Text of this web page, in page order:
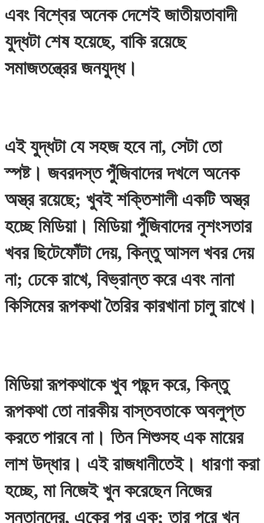
এবং বিশ্বের অনেক দেশেই জাতীয়তাবাদী
যুদ্ধটা শেষ হয়েছে, বাকি রয়েছে
সমাজতন্ত্রের জনযুদ্ধ।
এই যুদ্ধটা যে সহজ হবে না, সেটা তো
স্পষ্ট। জবরদস্ত পুঁজিবাদের দখলে অনেক
অস্ত্র রয়েছে; খুবই শক্তিশালী একটি অস্ত্র
হচ্ছে মিডিয়া। মিডিয়া পুঁজিবাদের নৃশংসতার
খবর ছিটেফোঁটা দেয়, কিন্তু আসল খবর দেয়
না; ঢেকে রাখে, বিভ্রান্ত করে এবং নানা
কিসিমের রূপকথা তৈরির কারখানা চালু রাখে।
মিডিয়া রূপকথাকে খুব পছন্দ করে, কিন্তু
রূপকথা তো নারকীয় বাস্তবতাকে অবলুপ্ত
করতে পারবে না। তিন শিশুসহ এক মায়ের
লাশ উদ্ধার। এই রাজধানীতেই। ধারণা করা
হচ্ছে, মা নিজেই খুন করেছেন নিজের
সন্তানদের, একের পর এক; তার পরে খুন